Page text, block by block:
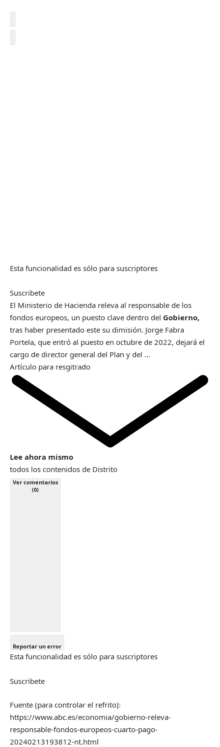
Esta funcionalidad es sólo para suscriptores
Suscribete
El Ministerio de Hacienda releva al responsable de los
fondos europeos, un puesto clave dentro del Gobierno,
tras haber presentado este su dimisión. Jorge Fabra
Portela, que entró al puesto en octubre de 2022, dejará el
cargo de director general del Plan y del …
Artículo para resgitrado
Lee ahora mismo
todos los contenidos de Distrito
Ver comentarios
(0)
Reportar un error
Esta funcionalidad es sólo para suscriptores
Suscribete
Fuente (para controlar el refrito):
https://www.abc.es/economia/gobierno-releva-
responsable-fondos-europeos-cuarto-pago-
20240213193812-nt.html